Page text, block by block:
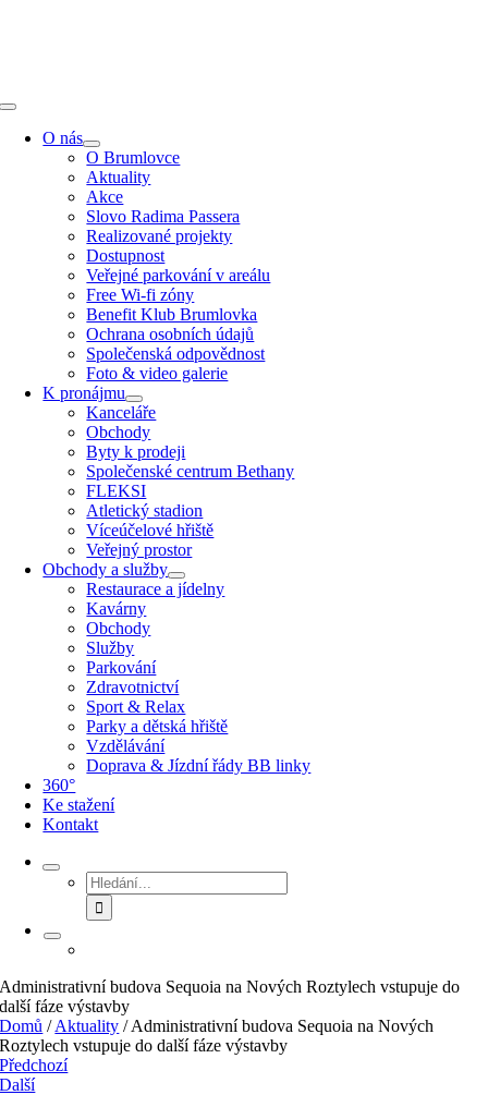
Toggle
Navigation
O nás
O Brumlovce
Aktuality
Akce
Slovo Radima Passera
Realizované projekty
Dostupnost
Veřejné parkování v areálu
Free Wi-fi zóny
Benefit Klub Brumlovka
Ochrana osobních údajů
Společenská odpovědnost
Foto & video galerie
K pronájmu
Kanceláře
Obchody
Byty k prodeji
Společenské centrum Bethany
FLEKSI
Atletický stadion
Víceúčelové hřiště
Veřejný prostor
Obchody a služby
Restaurace a jídelny
Kavárny
Obchody
Služby
Parkování
Zdravotnictví
Sport & Relax
Parky a dětská hřiště
Vzdělávání
Doprava & Jízdní řády BB linky
360°
Ke stažení
Kontakt
Hledat:
Administrativní budova Sequoia na Nových Roztylech vstupuje do
další fáze výstavby
Domů /Aktuality /Administrativní budova Sequoia na Nových
Roztylech vstupuje do další fáze výstavby
Předchozí
Další